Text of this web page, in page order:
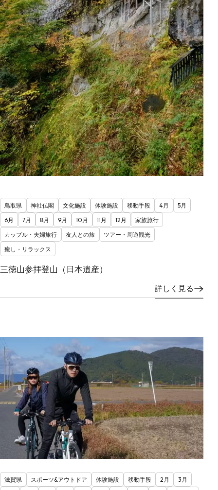
鳥取県 神社仏閣 文化施設 体験施設 移動手段 4月
5月
6月
7月 8月 9月 10月 11月 12月
家族旅行
カップル・夫婦旅行
友人との旅
ツアー・周遊観光
癒し・リラックス
三徳山参拝登山（日本遺産）
詳しく見る
滋賀県 スポーツ&アウトドア 体験施設 移動手段 2月
3月